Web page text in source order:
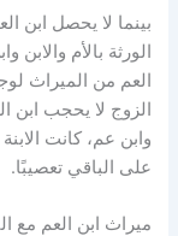
بينما لا يحصل
الورثة بالأم
العم من الميراث
الزوج لا يحجب ابن
وابن عم، كانت
على الباقي تعصيبًا.
ميراث ابن العم مع